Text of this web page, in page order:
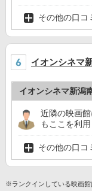
その他の口コ
イオンシネマ
イオンシネマ新潟
近隣の映画
もここを利
その他の口コ
※ランクインしている映画館